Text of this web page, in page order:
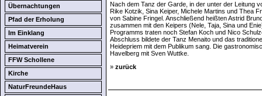
Übernachtungen
Pfad der Erholung
Im Einklang
Heimatverein
FFW Schollene
Kirche
NaturFreundeHaus
Nach dem Tanz der Garde, in der unter der Leitung
Rike Kotzik, Sina Keiper, Michele Martins und Thea
von Sabine Fringel. Anschließend heißten Astrid
zusammen mit den Keipers (Nele, Taja, Sina und
Programms traten noch Stefan Koch und Nico
Abschluss bildete der Tanz Menaito und das
Heidepriem mit dem Publikum sang. Die
Havelberg mit Sven Wuttke.
» zurück